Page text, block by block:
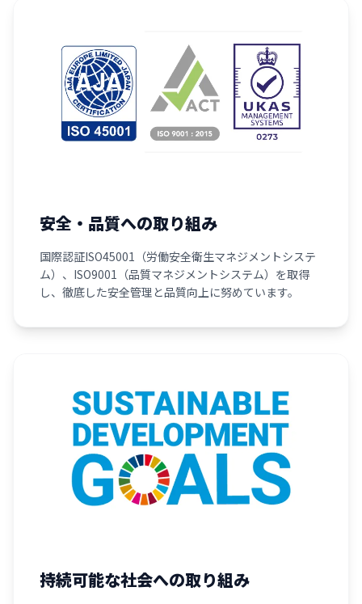
安全・品質への取り組み
国際認証ISO45001（労働安全衛生マネジメントシステ
ム）、ISO9001（品質マネジメントシステム）を取得
し、徹底した安全管理と品質向上に努めています。
持続可能な社会への取り組み